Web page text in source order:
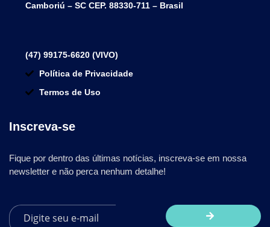
Camboriú – SC CEP. 88330-711 – Brasil
(47) 99175-6620 (VIVO)
Política de Privacidade
Termos de Uso
Inscreva-se
Fique por dentro das últimas notícias, inscreva-se em nossa
newsletter e não perca nenhum detalhe!